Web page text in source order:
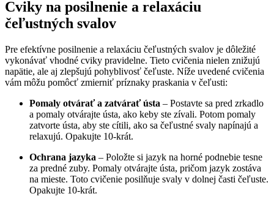
Cviky na posilnenie a relaxáciu
čeľustných svalov
Pre efektívne posilnenie a relaxáciu čeľustných svalov je dôležité
vykonávať vhodné cviky pravidelne. Tieto cvičenia nielen znižujú
napätie, ale aj zlepšujú pohyblivosť čeľuste. Níže uvedené cvičenia
vám môžu pomôcť zmierniť príznaky praskania v čeľusti:
Pomaly otvárať a zatvárať ústa – Postavte sa pred zrkadlo
a pomaly otvárajte ústa, ako keby ste zívali. Potom pomaly
zatvorte ústa, aby ste cítili, ako sa čeľustné svaly napínajú a
relaxujú. Opakujte 10-krát.
Ochrana jazyka – Položte si jazyk na horné podnebie tesne
za predné zuby. Pomaly otvárajte ústa, pričom jazyk zostáva
na mieste. Toto cvičenie posilňuje svaly v dolnej časti čeľuste.
Opakujte 10-krát.